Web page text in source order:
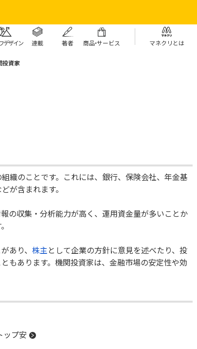
デザイン 連載 著者 商品・サービス マネクリとは
投資家
織のことです。これには、銀行、保険会社、年金基
が含まれます。
報の収集・分析能力が高く、運用資金量が多いことか
あり、 株主として企業の方針に意見を述べたり、投
もあります。機関投資家は、金融市場の安定性や効
ップ安